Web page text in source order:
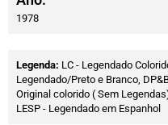
1978
Legenda: LC - Legendado
Legendado/Preto e Branco,
Original colorido ( Sem
LESP - Legendado em Espanhol